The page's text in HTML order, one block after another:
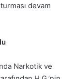
devam
Narkotik ve